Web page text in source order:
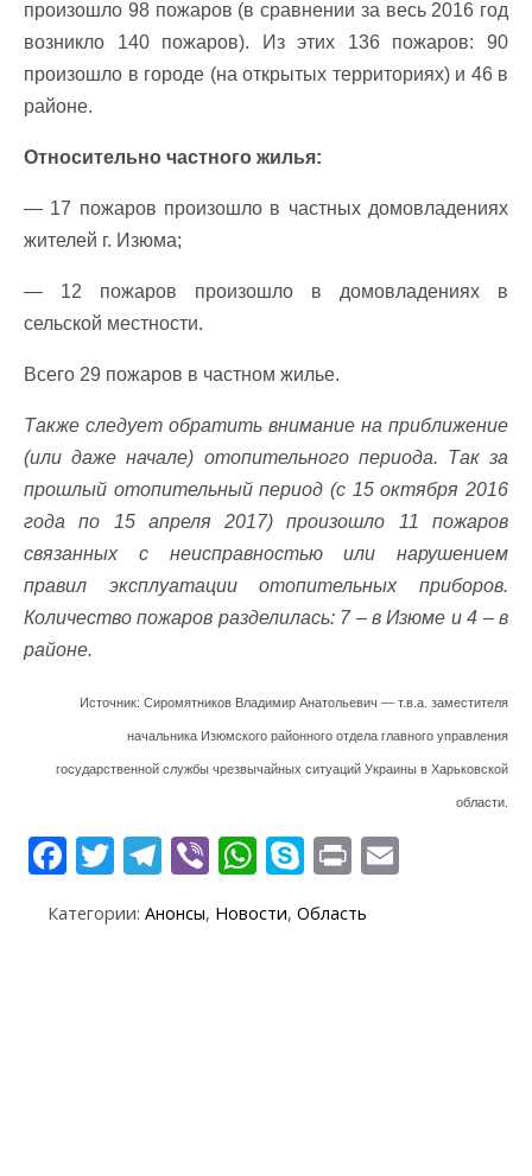
произошло 98 пожаров (в сравнении за весь 2016 год
возникло 140 пожаров). Из этих 136 пожаров: 90
произошло в городе (на открытых территориях) и 46 в
районе.
Относительно частного жилья:
— 17 пожаров произошло в частных домовладениях
жителей г. Изюма;
— 12 пожаров произошло в домовладениях в
сельской местности.
Всего 29 пожаров в частном жилье.
Также следует обратить внимание на приближение
(или даже начале) отопительного периода. Так за
прошлый отопительный период (с 15 октября 2016
года по 15 апреля 2017) произошло 11 пожаров
связанных с неисправностью или нарушением
правил эксплуатации отопительных приборов.
Количество пожаров разделилась: 7 – в Изюме и 4 – в
районе.
Источник: Сиромятников Владимир Анатольевич — т.в.а. заместителя
начальника Изюмского районного отдела главного управления
государственной службы чрезвычайных ситуаций Украины в Харьковской
области.
F
e
T
itt
T
e
Vi
er
W
at
S
k
y
Pr
t
Категории: Анонсы, Новости, Область